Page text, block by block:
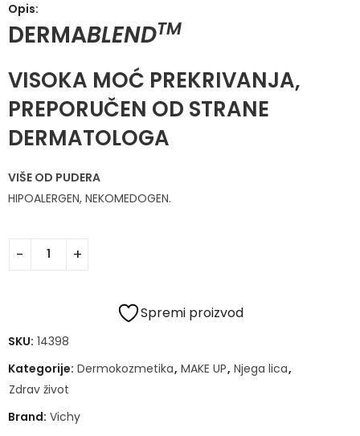
Opis:
DERMABLENDTM
VISOKA MOĆ PREKRIVANJA,
PREPORUČEN OD STRANE
DERMATOLOGA
VIŠE OD PUDERA
HIPOALERGEN, NEKOMEDOGEN.
Spremi proizvod
SKU: 14398
Kategorije: Dermokozmetika, MAKE UP, Njega lica,
Zdrav život
Brand: Vichy